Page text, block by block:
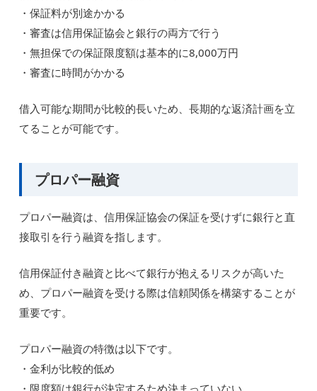
・保証料が別途かかる
・審査は信用保証協会と銀行の両方で行う
・無担保での保証限度額は基本的に8,000万円
・審査に時間がかかる
借入可能な期間が比較的長いため、長期的な返済計画を立
てることが可能です。
プロパー融資
プロパー融資は、信用保証協会の保証を受けずに銀行と直
接取引を行う融資を指します。
信用保証付き融資と比べて銀行が抱えるリスクが高いた
め、プロパー融資を受ける際は信頼関係を構築することが
重要です。
プロパー融資の特徴は以下です。
・金利が比較的低め